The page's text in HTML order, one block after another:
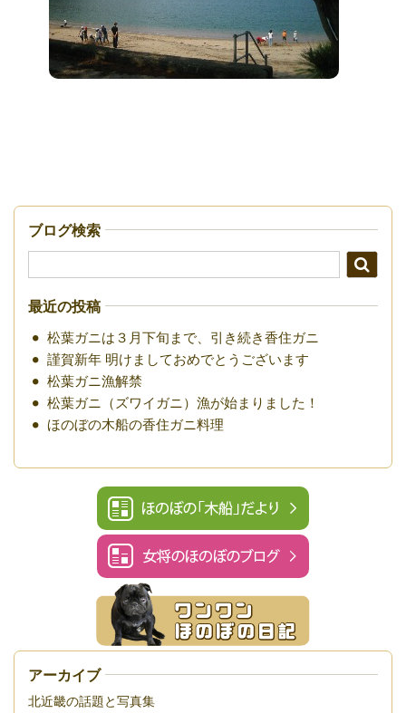
ブログ検索
最近の投稿
松葉ガニは３月下旬まで、引き続き香住ガニ
謹賀新年 明けましておめでとうございます
松葉ガニ漁解禁
松葉ガニ（ズワイガニ）漁が始まりました！
ほのぼの木船の香住ガニ料理
アーカイブ
北近畿の話題と写真集